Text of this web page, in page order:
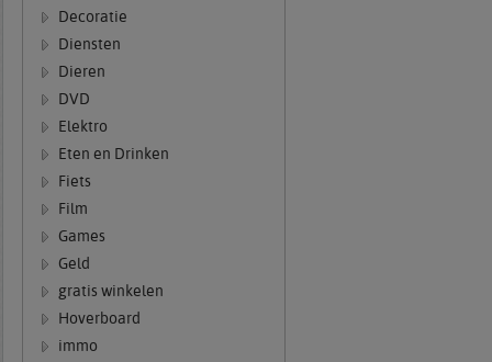
Decoratie
Diensten
Dieren
DVD
Elektro
Eten en Drinken
Fiets
Film
Games
Geld
gratis winkelen
Hoverboard
immo